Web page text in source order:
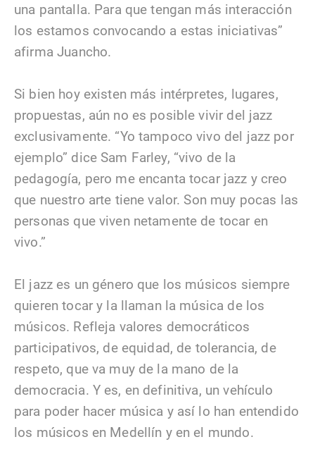
una pantalla. Para que tengan más interacción
los estamos convocando a estas iniciativas”
afirma Juancho.
Si bien hoy existen más intérpretes, lugares,
propuestas, aún no es posible vivir del jazz
exclusivamente. “Yo tampoco vivo del jazz por
ejemplo” dice Sam Farley, “vivo de la
pedagogía, pero me encanta tocar jazz y creo
que nuestro arte tiene valor. Son muy pocas las
personas que viven netamente de tocar en
vivo.”
El jazz es un género que los músicos siempre
quieren tocar y la llaman la música de los
músicos. Refleja valores democráticos
participativos, de equidad, de tolerancia, de
respeto, que va muy de la mano de la
democracia. Y es, en definitiva, un vehículo
para poder hacer música y así lo han entendido
los músicos en Medellín y en el mundo.